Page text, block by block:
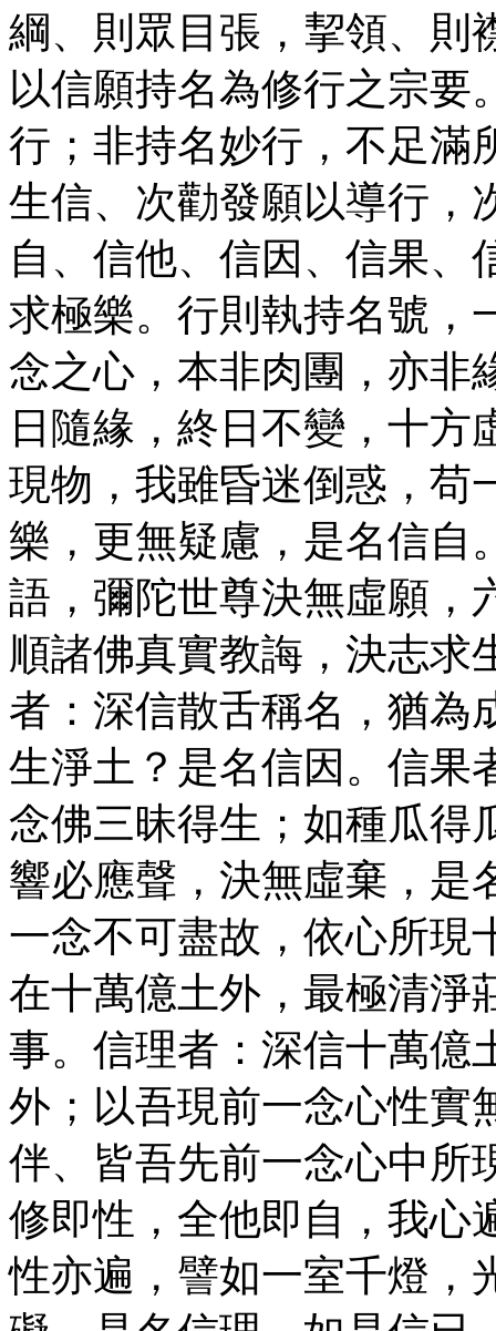
綱、則眾目張，挈領、則
以信願持名為修行之宗要
行；非持名妙行，不足滿
生信、次勸發願以導行，
自、信他、信因、信果、
求極樂。行則執持名號，
念之心，本非肉團，亦非
日隨緣，終日不變，十
現物，我雖昏迷倒惑，苟
樂，更無疑慮，是名信自
語，彌陀世尊決無虛願，
順諸佛真實教誨，決志求
者：深信散舌稱名，猶為
生淨土？是名信因。信果
念佛三昧得生；如種瓜得
響必應聲，決無虛棄，是
一念不可盡故，依心所現
在十萬億土外，最極清淨
事。信理者：深信十萬億
外；以吾現前一念心性實
伴、皆吾先前一念心中所
修即性，全他即自，我心
性亦遍，譬如一室千燈，